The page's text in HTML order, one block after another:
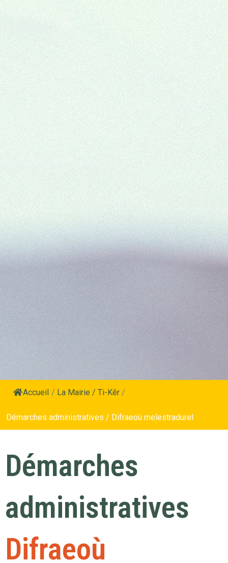
Accueil / La Mairie / Ti-Kêr /
Démarches administratives / Difraeoù melestradurel
Démarches
administratives
Difraeoù